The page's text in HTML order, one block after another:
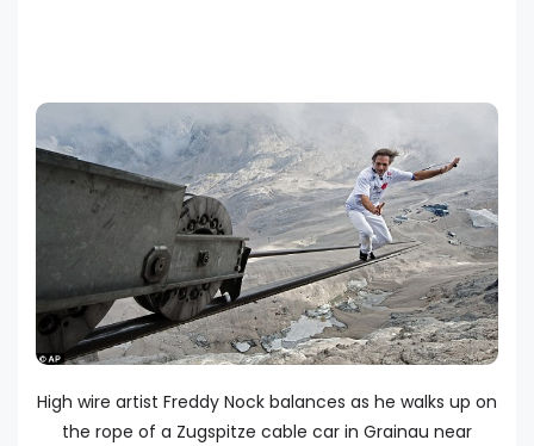
High wire artist Freddy Nock balances as he walks up on
the rope of a Zugspitze cable car in Grainau near